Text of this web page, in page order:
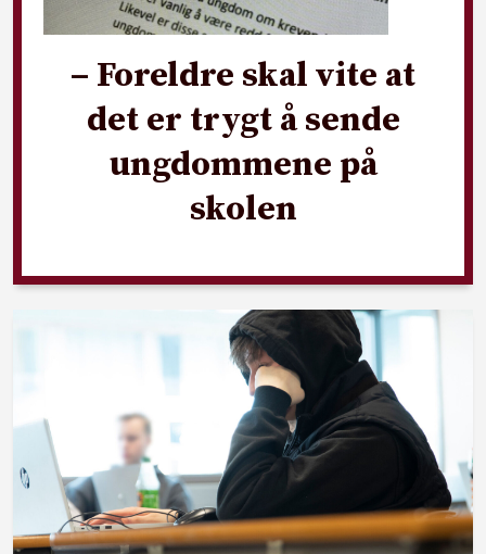
– Foreldre skal vite at
det er trygt å sende
ungdommene på
skolen